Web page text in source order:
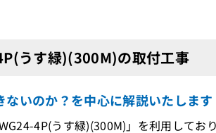
うす緑)(300M)の取付工事
いのか？を中心に解説いたします
4P(うす緑)(300M)」を利用してお